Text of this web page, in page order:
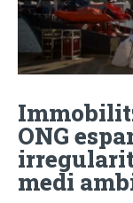
ONG
medi